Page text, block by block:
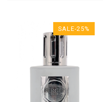
SALE-25%